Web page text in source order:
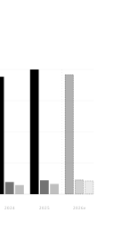
2024 2025 2026 e